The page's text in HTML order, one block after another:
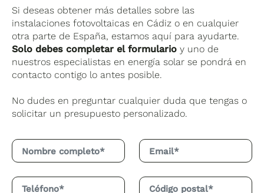
funcionará sin problemas.
Si deseas obtener más detalles sobre las
instalaciones fotovoltaicas en Cádiz o en cualquier
otra parte de España, estamos aquí para ayudarte.
Solo debes completar el formulario y uno de
nuestros especialistas en energía solar se pondrá en
contacto contigo lo antes posible.
No dudes en preguntar cualquier duda que tengas o
solicitar un presupuesto personalizado.